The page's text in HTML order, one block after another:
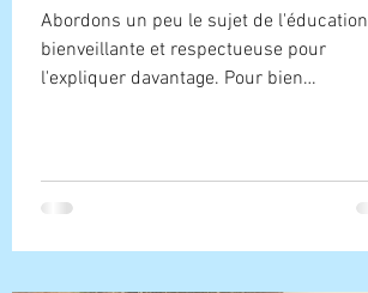
Abordons un peu le sujet de l'éducation
bienveillante et respectueuse pour
l'expliquer davantage. Pour bien